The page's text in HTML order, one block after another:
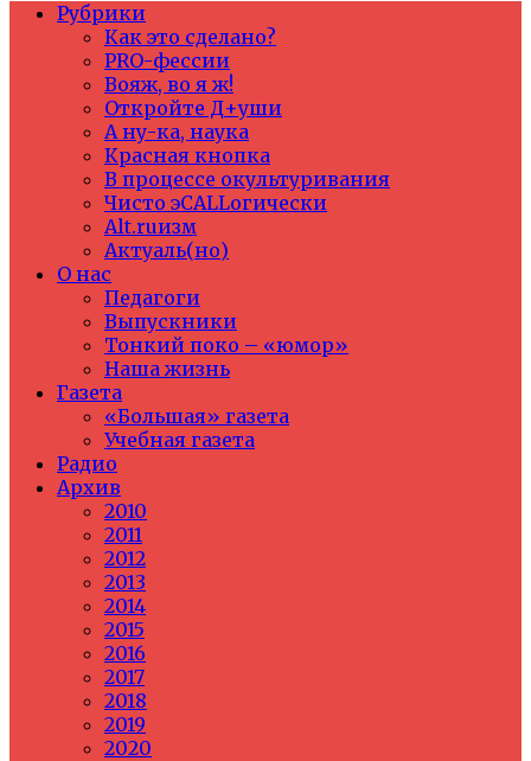
Рубрики
Как это сделано?
PRO-фессии
Вояж, во я ж!
Откройте Д+уши
А ну-ка, наука
Красная кнопка
В процессе окультуривания
Чисто эCALLогически
Alt.ruизм
Актуаль(но)
О нас
Педагоги
Выпускники
Тонкий поко – «юмор»
Наша жизнь
Газета
«Большая» газета
Учебная газета
Радио
Архив
2010
2011
2012
2013
2014
2015
2016
2017
2018
2019
2020